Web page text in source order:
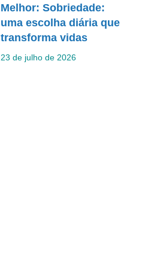
Melhor: Sobriedade:
uma escolha diária que
transforma vidas
23 de julho de 2026